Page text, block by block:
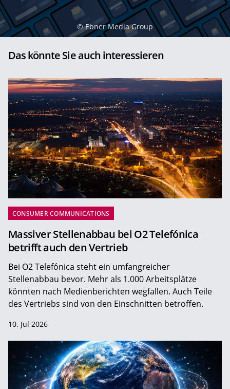
© Ebner Media Group
Das könnte Sie auch interessieren
CONSUMER COMMUNICATIONS
Massiver Stellenabbau bei O2 Telefónica
betrifft auch den Vertrieb
Bei O2 Telefónica steht ein umfangreicher
Stellenabbau bevor. Mehr als 1.000 Arbeitsplätze
könnten nach Medienberichten wegfallen. Auch Teile
des Vertriebs sind von den Einschnitten betroffen.
10. Jul 2026